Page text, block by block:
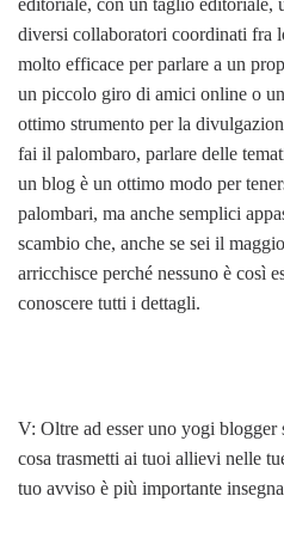
diversi collaboratori coordinati fra
molto efficace per parlare a un
un piccolo giro di amici online o
ottimo strumento per la
fai il palombaro, parlare delle
un blog è un ottimo modo per
palombari, ma anche semplici
scambio che, anche se sei il
arricchisce perché nessuno è così
conoscere tutti i dettagli.
V: Oltre ad esser uno yogi blogger
cosa trasmetti ai tuoi allievi nelle
tuo avviso è più importante